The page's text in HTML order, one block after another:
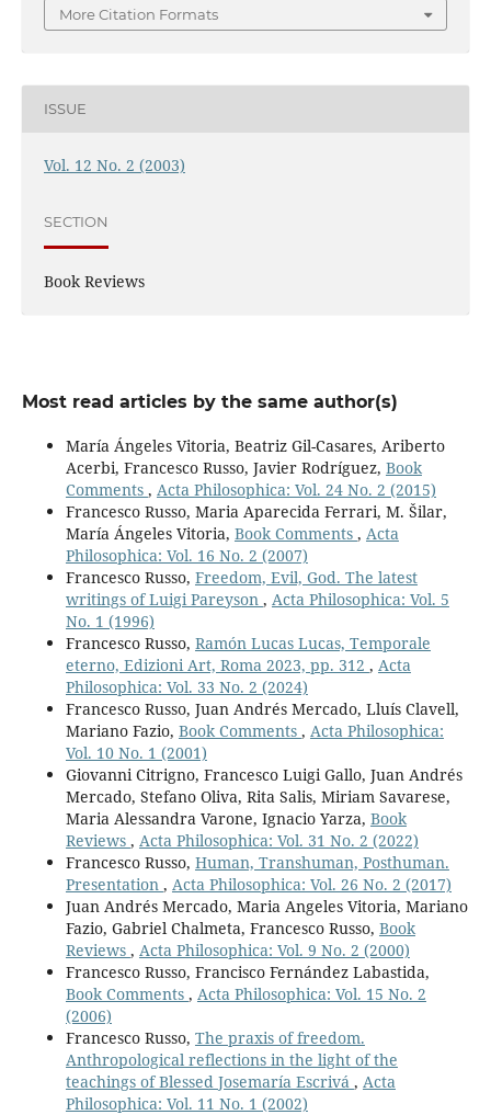
More Citation Formats
ISSUE
Vol. 12 No. 2 (2003)
SECTION
Book Reviews
Most read articles by the same author(s)
María Ángeles Vitoria, Beatriz Gil-Casares, Ariberto
Acerbi, Francesco Russo, Javier Rodríguez, Book
Comments , Acta Philosophica: Vol. 24 No. 2 (2015)
Francesco Russo, Maria Aparecida Ferrari, M. Šilar,
María Ángeles Vitoria, Book Comments , Acta
Philosophica: Vol. 16 No. 2 (2007)
Francesco Russo, Freedom, Evil, God. The latest
writings of Luigi Pareyson , Acta Philosophica: Vol. 5
No. 1 (1996)
Francesco Russo, Ramón Lucas Lucas, Temporale
eterno, Edizioni Art, Roma 2023, pp. 312 , Acta
Philosophica: Vol. 33 No. 2 (2024)
Francesco Russo, Juan Andrés Mercado, Lluís Clavell,
Mariano Fazio, Book Comments , Acta Philosophica:
Vol. 10 No. 1 (2001)
Giovanni Citrigno, Francesco Luigi Gallo, Juan Andrés
Mercado, Stefano Oliva, Rita Salis, Miriam Savarese,
Maria Alessandra Varone, Ignacio Yarza, Book
Reviews , Acta Philosophica: Vol. 31 No. 2 (2022)
Francesco Russo, Human, Transhuman, Posthuman.
Presentation , Acta Philosophica: Vol. 26 No. 2 (2017)
Juan Andrés Mercado, Maria Angeles Vitoria, Mariano
Fazio, Gabriel Chalmeta, Francesco Russo, Book
Reviews , Acta Philosophica: Vol. 9 No. 2 (2000)
Francesco Russo, Francisco Fernández Labastida,
Book Comments , Acta Philosophica: Vol. 15 No. 2
(2006)
Francesco Russo, The praxis of freedom.
Anthropological reflections in the light of the
teachings of Blessed Josemaría Escrivá , Acta
Philosophica: Vol. 11 No. 1 (2002)